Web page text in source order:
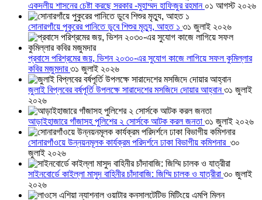
একদলীয় শাসনের চেষ্টা করছে সরকার -মুহাম্মদ হাফিজুর রহমান ০১ আগস্ট ২০২৬
সোনারগাঁয়ে পুকুরের পানিতে ডুবে শিশুর মৃত্যু, আহত ১ ৩১ জুলাই ২০২৬
প্রবাসে পরিশ্রমের জয়, ভিশন ২০৩০-এর সুযোগ কাজে লাগিয়ে সফল কুমিল্লার
কবির মজুমদার৩১ জুলাই ২০২৬
জুলাই বিপ্লবের বর্ষপূর্তি উপলক্ষে সারাদেশের মসজিদে দোয়ার আহ্বান৩১ জুলাই
২০২৬
আড়াইহাজারে গাঁজাসহ পুলিশের ২ সোর্সকে আটক করল জনতা ৩১ জুলাই ২০২৬
সোনারগাঁওয়ে উন্নয়নমূলক কার্যক্রম পরিদর্শনে ঢাকা বিভাগীয় কমিশনার ৩০
জুলাই ২০২৬
সাইনবোর্ডে কাইল্লা মাসুদ বাহিনীর চাঁদাবাজি: জিম্মি চালক ও যাত্রীরা ৩০ জুলাই
২০২৬